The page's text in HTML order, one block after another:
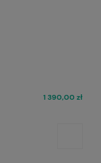
1 390,00 zł